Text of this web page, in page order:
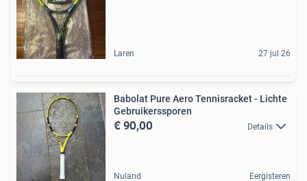
Laren 27 jul 26
Babolat Pure Aero Tennisracket - Lichte
Gebruikerssporen
€ 90,00 Details
Nuland Eergisteren